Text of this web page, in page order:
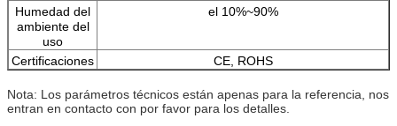
Humedad del
ambiente del
uso
el 10%~90%
Certificaciones CE, ROHS
Nota: Los parámetros técnicos están apenas para la referencia, nos
entran en contacto con por favor para los detalles.